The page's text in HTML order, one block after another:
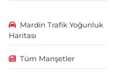
Mardin Trafik Yoğunluk
Haritası
Tüm Manşetler